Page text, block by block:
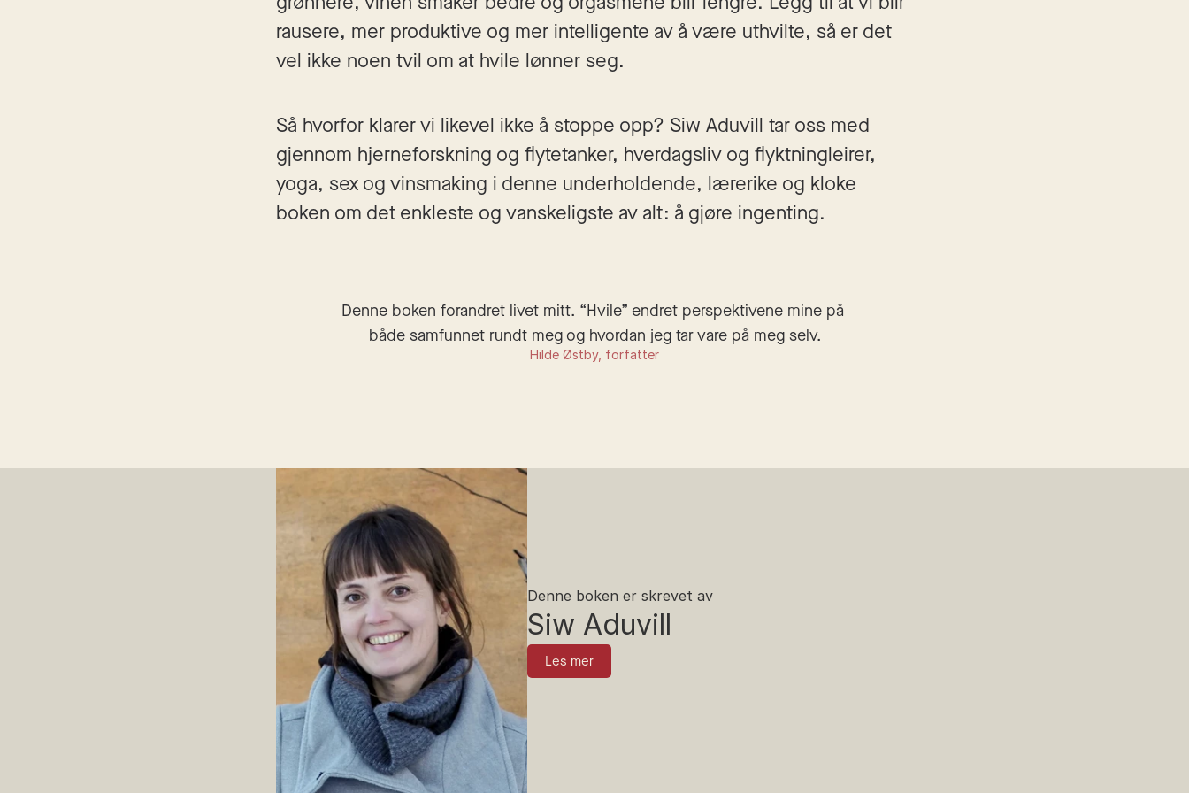
rausere, mer produktive og mer intelligente av å være uthvilte, så er det
vel ikke noen tvil om at hvile lønner seg.
Så hvorfor klarer vi likevel ikke å stoppe opp? Siw Aduvill tar oss med
gjennom hjerneforskning og flytetanker, hverdagsliv og flyktningleirer,
yoga, sex og vinsmaking i denne underholdende, lærerike og kloke
boken om det enkleste og vanskeligste av alt: å gjøre ingenting.
Denne boken forandret livet mitt. “Hvile” endret perspektivene mine på
både samfunnet rundt meg og hvordan jeg tar vare på meg selv.
Hilde Østby, forfatter
Denne boken er skrevet av
Siw Aduvill
Les mer